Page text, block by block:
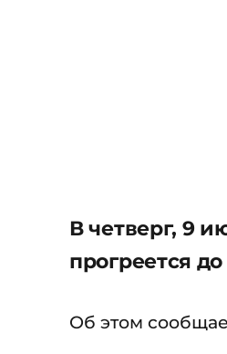
В четверг, 9
прогреется
Об этом